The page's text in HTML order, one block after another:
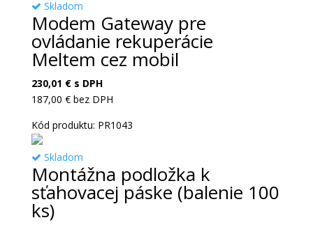
Skladom
Modem Gateway pre
ovládanie rekuperácie
Meltem cez mobil
230,01 €s DPH
187,00 €bez DPH
Kód produktu: PR1043
Skladom
Montážna podložka k
sťahovacej páske (balenie 100
ks)